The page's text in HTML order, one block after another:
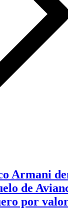
Armani
de
por